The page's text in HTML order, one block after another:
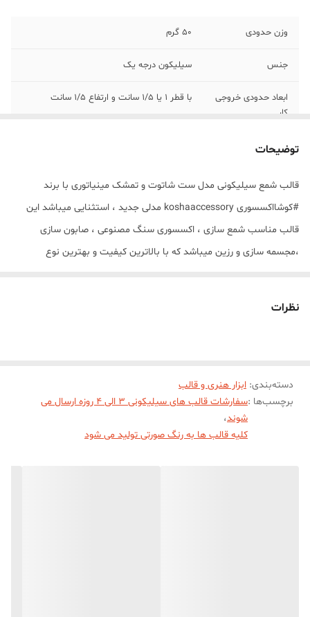
وزن حدودی 50 گرم
جنس سیلیکون درجه یک
ابعاد حدودی خروجی
کار
با قطر 1 یا 1/5 سانت و ارتفاع 1/5 سانت
توضیحات
قالب شمع سیلیکونی مدل ست شاتوت و تمشک مینیاتوری با برند
#کوشااکسسوری koshaaccessory مدلی جدید ، استثنایی میباشد این
قالب مناسب شمع سازی ، اکسسوری سنگ مصنوعی ، صابون سازی
،مجسمه سازی و رزین میباشد که با بالاترین کیفیت و بهترین نوع
نظرات
دسته‌بندی: ابزار هنری و قالب
برچسب‌ها :
سفارشات قالب های سیلیکونی 3 الی 4 روزه ارسال می
شوند،
کلیه قالب ها به رنگ صورتی تولید می شود